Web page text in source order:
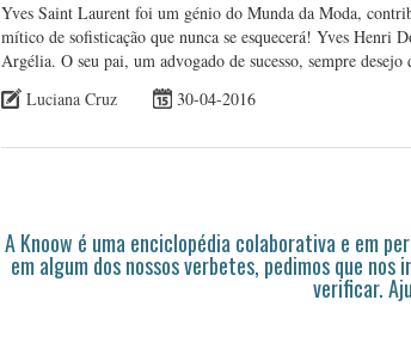
Yves Saint Laurent foi um génio do Munda da Moda,
mítico de sofisticação que nunca se esquecerá! Yves Henri
Argélia. O seu pai, um advogado de sucesso, sempre
Luciana Cruz
30-04-2016
A Knoow é uma enciclopédia colaborativa e em
em algum dos nossos verbetes, pedimos que nos
verificar.